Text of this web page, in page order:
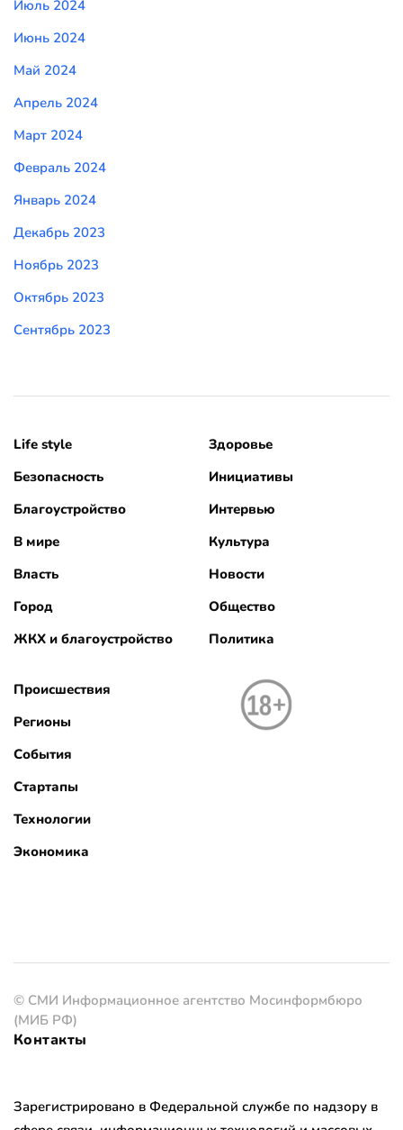
Июль 2024
Июнь 2024
Май 2024
Апрель 2024
Март 2024
Февраль 2024
Январь 2024
Декабрь 2023
Ноябрь 2023
Октябрь 2023
Сентябрь 2023
Life style
Безопасность
Благоустройство
В мире
Власть
Город
ЖКХ и благоустройство
Здоровье
Инициативы
Интервью
Культура
Новости
Общество
Политика
Происшествия
Регионы
События
Стартапы
Технологии
Экономика
© СМИ Информационное агентство Мосинформбюро
(МИБ РФ)
Контакты
Зарегистрировано в Федеральной службе по надзору в